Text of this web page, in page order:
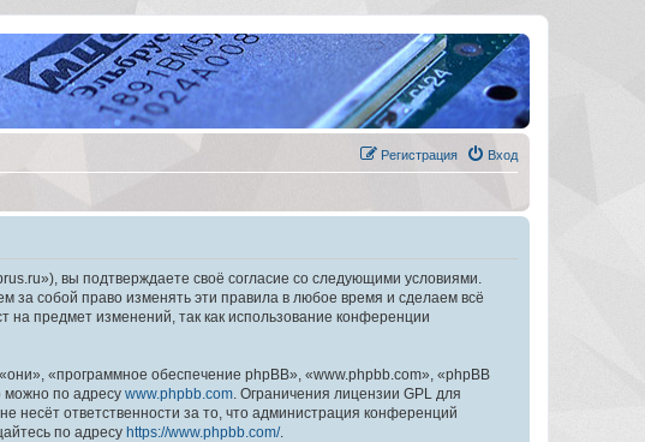
Вход
Регистрация
вы подтверждаете своё согласие со следующими условиями.
собой право изменять эти правила в любое время и сделаем всё
предмет изменений, так как использование конференции
«программное обеспечение phpBB», «www.phpbb.com», «phpBB
можно по адресу www.phpbb.com . Ограничения лицензии GPL для
несёт ответственности за то, что администрация конференций
по адресу https://www.phpbb.com/.